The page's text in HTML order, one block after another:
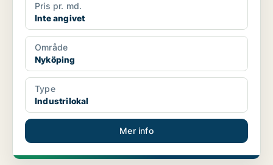
Pris pr. md.
Inte angivet
Område
Nyköping
Type
Industrilokal
Mer info